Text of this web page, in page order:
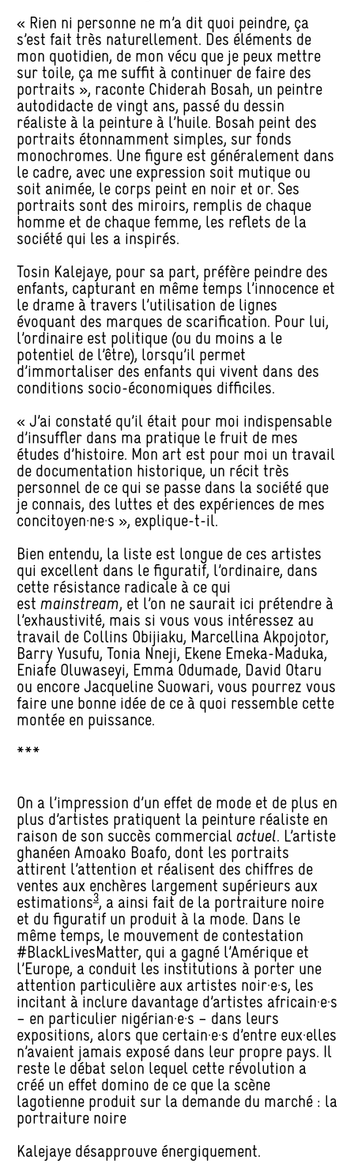
« Rien ni personne ne m’a dit quoi peindre, ça
s’est fait très naturellement. Des éléments de
mon quotidien, de mon vécu que je peux mettre
sur toile, ça me suffit à continuer de faire des
portraits », raconte Chiderah Bosah, un peintre
autodidacte de vingt ans, passé du dessin
réaliste à la peinture à l’huile. Bosah peint des
portraits étonnamment simples, sur fonds
monochromes. Une figure est généralement dans
le cadre, avec une expression soit mutique ou
soit animée, le corps peint en noir et or. Ses
portraits sont des miroirs, remplis de chaque
homme et de chaque femme, les reflets de la
société qui les a inspirés.
Tosin Kalejaye, pour sa part, préfère peindre des
enfants, capturant en même temps l’innocence et
le drame à travers l’utilisation de lignes
évoquant des marques de scarification. Pour lui,
l’ordinaire est politique (ou du moins a le
potentiel de l’être), lorsqu’il permet
d’immortaliser des enfants qui vivent dans des
conditions socio-économiques difficiles.
« J’ai constaté qu’il était pour moi indispensable
d’insuffler dans ma pratique le fruit de mes
études d’histoire. Mon art est pour moi un travail
de documentation historique, un récit très
personnel de ce qui se passe dans la société que
je connais, des luttes et des expériences de mes
concitoyen·ne·s », explique-t-il.
Bien entendu, la liste est longue de ces artistes
qui excellent dans le figuratif, l’ordinaire, dans
cette résistance radicale à ce qui
est mainstream, et l’on ne saurait ici prétendre à
l’exhaustivité, mais si vous vous intéressez au
travail de Collins Obijiaku, Marcellina Akpojotor,
Barry Yusufu, Tonia Nneji, Ekene Emeka-Maduka,
Eniafe Oluwaseyi, Emma Odumade, David Otaru
ou encore Jacqueline Suowari, vous pourrez vous
faire une bonne idée de ce à quoi ressemble cette
montée en puissance.
***
On a l’impression d’un effet de mode et de plus en
plus d’artistes pratiquent la peinture réaliste en
raison de son succès commercial actuel. L’artiste
ghanéen Amoako Boafo, dont les portraits
attirent l’attention et réalisent des chiffres de
ventes aux enchères largement supérieurs aux
estimations3, a ainsi fait de la portraiture noire
et du figuratif un produit à la mode. Dans le
même temps, le mouvement de contestation
#BlackLivesMatter, qui a gagné l’Amérique et
l’Europe, a conduit les institutions à porter une
attention particulière aux artistes noir·e·s, les
incitant à inclure davantage d’artistes africain·e·s
– en particulier nigérian·e·s – dans leurs
expositions, alors que certain·e·s d’entre eux·elles
n’avaient jamais exposé dans leur propre pays. Il
reste le débat selon lequel cette révolution a
créé un effet domino de ce que la scène
lagotienne produit sur la demande du marché : la
portraiture noire
Kalejaye désapprouve énergiquement.